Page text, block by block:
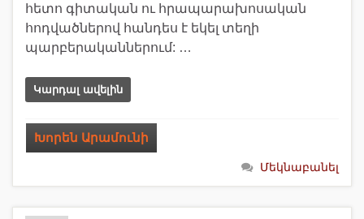
հետո գիտական ու հրապարախոսական
հոդվածներով հանդես է եկել տեղի
պարբերականներում: …
Կարդալ ավելին
Խորեն Արամունի
Մեկնաբանել